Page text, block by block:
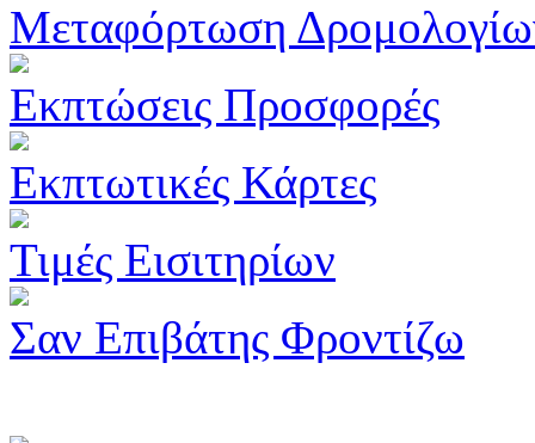
Μεταφόρτωση
Εκπτώσεις Προσφορές
Εκπτωτικές Κάρτες
Τιμές Εισιτηρίων
Σαν Επιβάτης Φροντίζω